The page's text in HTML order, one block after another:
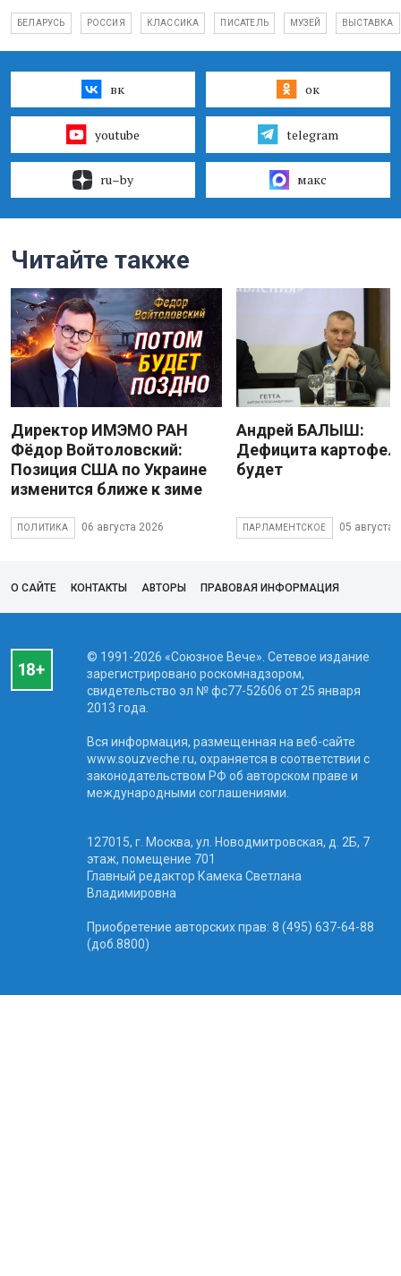
БЕЛАРУСЬ РОССИЯ КЛАССИКА ПИСАТЕЛЬ МУЗЕЙ ВЫСТАВКА
вк ок
youtube telegram
ru–by макс
Читайте также
Директор ИМЭМО РАН
Фёдор Войтоловский:
Позиция США по Украине
изменится ближе к зиме
ПОЛИТИКА 06 августа 2026
Андрей БАЛЫШ:
Дефицита
будет
ПАРЛАМЕНТСКОЕ 05 августа
О САЙТЕ КОНТАКТЫ АВТОРЫ ПРАВОВАЯ ИНФОРМАЦИЯ
© 1991-2026 «Союзное Вече». Сетевое издание
зарегистрировано роскомнадзором,
свидетельство эл № фc77-52606 от 25 января
2013 года.
Вся информация, размещенная на веб-сайте
www.souzveche.ru, охраняется в соответствии с
законодательством РФ об авторском праве и
международными соглашениями.
127015, г. Москва, ул. Новодмитровская, д. 2Б, 7
этаж, помещение 701
Главный редактор Камека Светлана
Владимировна
Приобретение авторских прав: 8 (495) 637-64-88
(доб.8800)